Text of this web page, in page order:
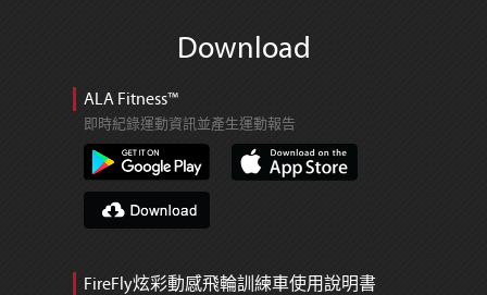
Download
ALA Fitness™
即時紀錄運動資訊並產生運動報告
FireFly炫彩動感飛輪訓練車使用說明書